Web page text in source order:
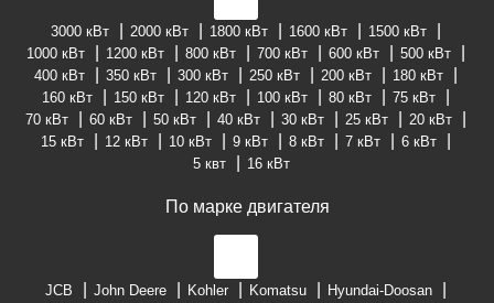
3000 кВт 2000 кВт 1800 кВт 1600 кВт
1500 кВт
1000 кВт
1200 кВт 800 кВт 700 кВт 600 кВт
500 кВт
400 кВт
350 кВт 300 кВт 250 кВт 200 кВт
180 кВт
160 кВт
150 кВт 120 кВт 100 кВт 80 кВт
75 кВт
70 кВт
60 кВт 50 кВт 40 кВт 30 кВт 25 кВт
20 кВт
15 кВт
12 кВт 10 кВт 9 кВт 8 кВт 7 кВт
6 кВт
5 квт
16 кВт
По марке двигателя
JCB John Deere Kohler Komatsu
Hyundai-Doosan